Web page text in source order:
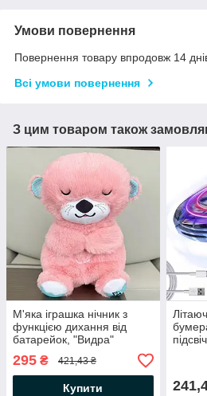
Умови повернення
Повернення товару впродовж 14
Всі умови повернення
З цим товаром також
М'яка іграшка нічник з
функцією дихання від
батарейок, "Видра"
33,5см, Рожевий / Дитячий
нічник /Нічник іграшка
295 ₴ 421,43 ₴
Купити